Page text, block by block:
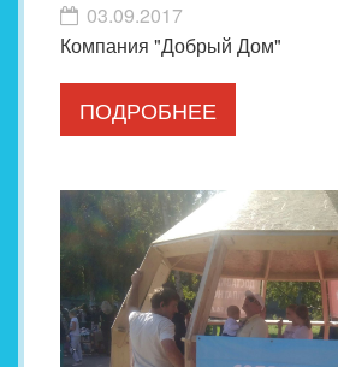
03.09.2017
Компания "Добрый Дом"
ПОДРОБНЕЕ